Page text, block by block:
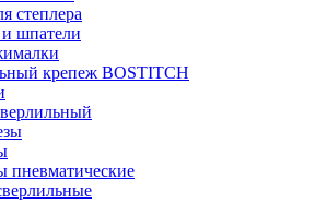
степлера
шпатели
крепеж BOSTITCH
пневматические